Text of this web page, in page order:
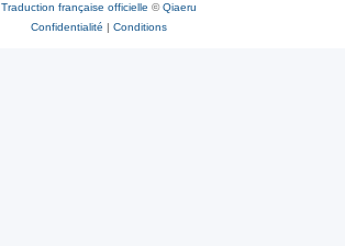
Traduction française officielle ©Qiaeru
Confidentialité | Conditions